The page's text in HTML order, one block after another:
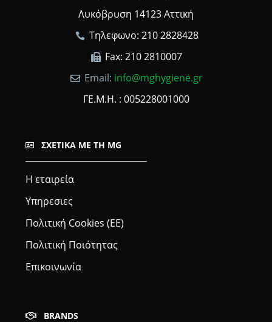
Λυκόβρυση 14123 Αττική
Τηλεφωνο: 210 2828428
Fax: 210 2810007
Email: info@mghygiene.gr
ΓΕ.Μ.Η. : 005228001000
ΣΧΕΤΙΚΆ ΜΕ ΤΗ MG
Η εταιρεία
Υπηρεσιες
Πολιτική Cookies (ΕΕ)
Πολιτική Ποιότητας
Επικοινωνία
BRANDS